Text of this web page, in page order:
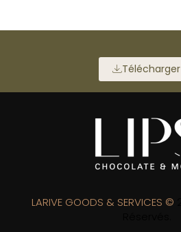
Télécharger
LARIVE GOODS & SERVICES ©